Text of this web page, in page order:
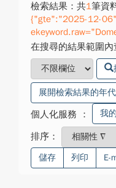
檢索結果：共1筆資
{"gte":"2025-12-
在搜尋的結果範圍內
展開檢索結果的年
個人化服務 ： 我
排序：
儲存 列印 E-